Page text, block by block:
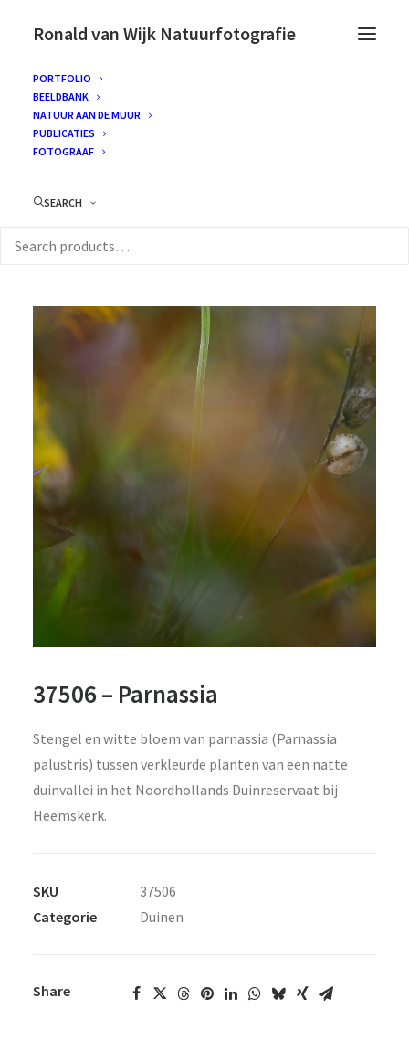
Ronald van Wijk Natuurfotografie
PORTFOLIO
BEELDBANK
NATUUR AAN DE MUUR
PUBLICATIES
FOTOGRAAF
SEARCH
37506 – Parnassia
Stengel en witte bloem van parnassia (Parnassia
palustris) tussen verkleurde planten van een natte
duinvallei in het Noordhollands Duinreservaat bij
Heemskerk.
SKU
37506
Categorie
Duinen
Share